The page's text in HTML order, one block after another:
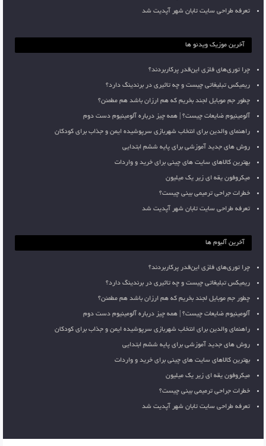
تعرفه طراحی سایت تابان شهر آپدیت شد
آخرین موزیک ویدئو ها
چرا توری‌های فلزی این‌قدر پرکاربردند؟
ریمیکس تبلیغاتی چیست و چه تاثیری در برندینگ دارد؟
چطور جم موبایل لجند بخریم که هم ارزان باشد هم مطمئن؟
آلومینیوم ضایعات چیست؟ | همه چیز درباره آلومینیوم دست دوم
راهنمای والدین برای انتخاب شهربازی سرپوشیده ایمن و جذاب برای کودکان
روش های جدید آموزشی برای پایه ششم ابتدایی
بهترین کالاهای سایت های چینی برای خرید و واردات
میکروفون یقه ای زیر یک میلیون
خطرات جراحی ترمیمی بینی چیست؟
تعرفه طراحی سایت تابان شهر آپدیت شد
آخرین آلبوم ها
چرا توری‌های فلزی این‌قدر پرکاربردند؟
ریمیکس تبلیغاتی چیست و چه تاثیری در برندینگ دارد؟
چطور جم موبایل لجند بخریم که هم ارزان باشد هم مطمئن؟
آلومینیوم ضایعات چیست؟ | همه چیز درباره آلومینیوم دست دوم
راهنمای والدین برای انتخاب شهربازی سرپوشیده ایمن و جذاب برای کودکان
روش های جدید آموزشی برای پایه ششم ابتدایی
بهترین کالاهای سایت های چینی برای خرید و واردات
میکروفون یقه ای زیر یک میلیون
خطرات جراحی ترمیمی بینی چیست؟
تعرفه طراحی سایت تابان شهر آپدیت شد